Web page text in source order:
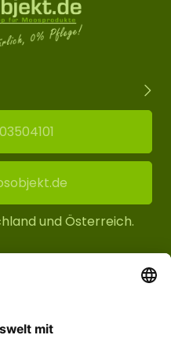
und Österreich.